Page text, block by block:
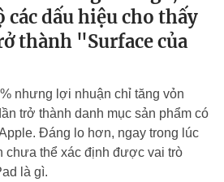
các dấu hiệu cho thấy
thành "Surface của
nhưng lợi nhuận chỉ tăng vỏn
trở thành danh mục sản phẩm có
Đáng lo hơn, ngay trong lúc
chưa thể xác định được vai trò
là gì.